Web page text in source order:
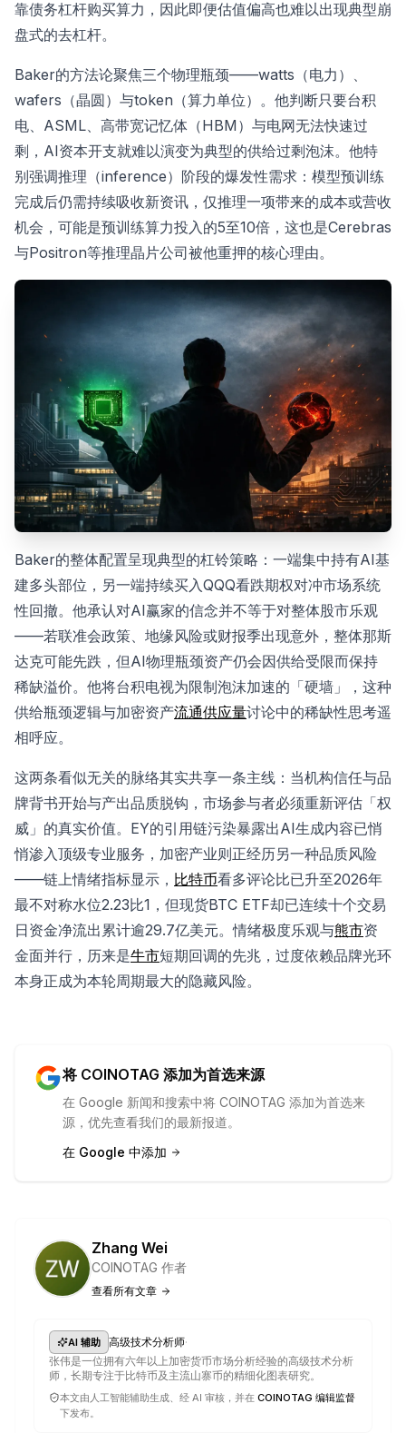
靠债务杠杆购买算力，因此即便估值偏高也难以出现典型崩
盘式的去杠杆。
Baker的方法论聚焦三个物理瓶颈——watts（电力）、
wafers（晶圆）与token（算力单位）。他判断只要台积
电、ASML、高带宽记忆体（HBM）与电网无法快速过
剩，AI资本开支就难以演变为典型的供给过剩泡沫。他特
别强调推理（inference）阶段的爆发性需求：模型预训练
完成后仍需持续吸收新资讯，仅推理一项带来的成本或营收
机会，可能是预训练算力投入的5至10倍，这也是Cerebras
与Positron等推理晶片公司被他重押的核心理由。
Baker的整体配置呈现典型的杠铃策略：一端集中持有AI基
建多头部位，另一端持续买入QQQ看跌期权对冲市场系统
性回撤。他承认对AI赢家的信念并不等于对整体股市乐观
——若联准会政策、地缘风险或财报季出现意外，整体那斯
达克可能先跌，但AI物理瓶颈资产仍会因供给受限而保持
稀缺溢价。他将台积电视为限制泡沫加速的「硬墙」，这种
供给瓶颈逻辑与加密资产流通供应量讨论中的稀缺性思考遥
相呼应。
这两条看似无关的脉络其实共享一条主线：当机构信任与品
牌背书开始与产出品质脱钩，市场参与者必须重新评估「权
威」的真实价值。EY的引用链污染暴露出AI生成内容已悄
悄渗入顶级专业服务，加密产业则正经历另一种品质风险
——链上情绪指标显示， 比特币看多评论比已升至2026年
最不对称水位2.23比1，但现货BTC ETF却已连续十个交易
日资金净流出累计逾29.7亿美元。情绪极度乐观与熊市资
金面并行，历来是牛市短期回调的先兆，过度依赖品牌光环
本身正成为本轮周期最大的隐藏风险。
将 COINOTAG 添加为首选来源
在 Google 新闻和搜索中将 COINOTAG 添加为首选来
源，优先查看我们的最新报道。
在 Google 中添加
Zhang Wei
COINOTAG 作者
查看所有文章
AI 辅助 高级技术分析师·
张伟是一位拥有六年以上加密货币市场分析经验的高级技术分析
师，长期专注于比特币及主流山寨币的精细化图表研究。
本文由人工智能辅助生成、经 AI 审核，并在 COINOTAG 编辑监督
下发布。